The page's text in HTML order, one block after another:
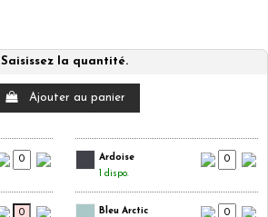
Saisissez la quantité.
Ajouter au panier
Ardoise
1 dispo.
Bleu Arctic